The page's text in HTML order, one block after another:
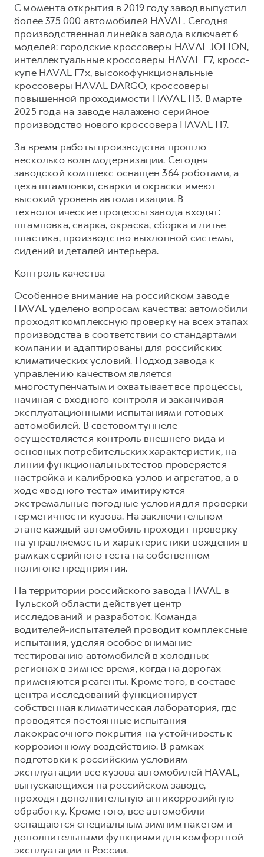
С момента открытия в 2019 году завод выпустил
более 375 000 автомобилей HAVAL. Сегодня
производственная линейка завода включает 6
моделей: городские кроссоверы HAVAL JOLION,
интеллектуальные кроссоверы HAVAL F7, кросс-
купе HAVAL F7x, высокофункциональные
кроссоверы HAVAL DARGO, кроссоверы
повышенной проходимости HAVAL H3. В марте
2025 года на заводе налажено серийное
производство нового кроссовера HAVAL H7.
За время работы производства прошло
несколько волн модернизации. Сегодня
заводской комплекс оснащен 364 роботами, а
цеха штамповки, сварки и окраски имеют
высокий уровень автоматизации. В
технологические процессы завода входят:
штамповка, сварка, окраска, сборка и литье
пластика, производство выхлопной системы,
сидений и деталей интерьера.
Контроль качества
Особенное внимание на российском заводе
HAVAL уделено вопросам качества: автомобили
проходят комплексную проверку на всех этапах
производства в соответствии со стандартами
компании и адаптированы для российских
климатических условий. Подход завода к
управлению качеством является
многоступенчатым и охватывает все процессы,
начиная с входного контроля и заканчивая
эксплуатационными испытаниями готовых
автомобилей. В световом туннеле
осуществляется контроль внешнего вида и
основных потребительских характеристик, на
линии функциональных тестов проверяется
настройка и калибровка узлов и агрегатов, а в
ходе «водного теста» имитируются
экстремальные погодные условия для проверки
герметичности кузова. На заключительном
этапе каждый автомобиль проходит проверку
на управляемость и характеристики вождения в
рамках серийного теста на собственном
полигоне предприятия.
На территории российского завода HAVAL в
Тульской области действует центр
исследований и разработок. Команда
водителей-испытателей проводит комплексные
испытания, уделяя особое внимание
тестированию автомобилей в холодных
регионах в зимнее время, когда на дорогах
применяются реагенты. Кроме того, в составе
центра исследований функционирует
собственная климатическая лаборатория, где
проводятся постоянные испытания
лакокрасочного покрытия на устойчивость к
коррозионному воздействию. В рамках
подготовки к российским условиям
эксплуатации все кузова автомобилей HAVAL,
выпускающихся на российском заводе,
проходят дополнительную антикоррозийную
обработку. Кроме того, все автомобили
оснащаются специальным зимним пакетом и
дополнительными функциями для комфортной
эксплуатации в России.